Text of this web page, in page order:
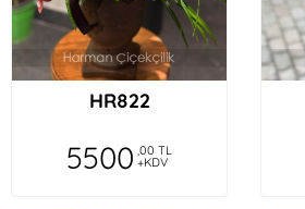
HR822
5500 ,00 TL
+KDV